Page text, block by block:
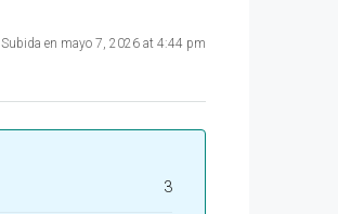
Subida en mayo 7, 2026 at 4:44 pm
3